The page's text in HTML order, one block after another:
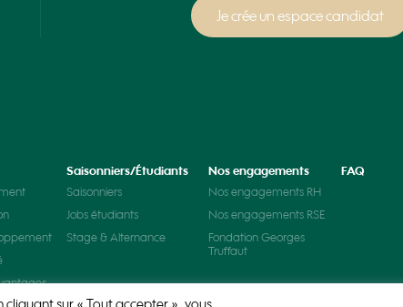
Saisonniers/Étudiants
Saisonniers
Jobs étudiants
Stage & Alternance
Nos engagements
Nos engagements RH
Nos engagements RSE
Fondation Georges
Truffaut
FAQ